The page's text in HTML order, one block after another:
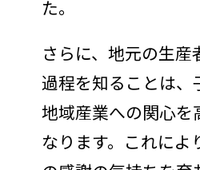
た。
さらに、地元の生産
過程を知ることは、
地域産業への関心を
なります。これによ